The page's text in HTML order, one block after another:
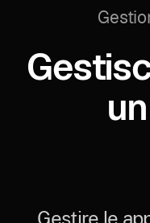
Gestire le